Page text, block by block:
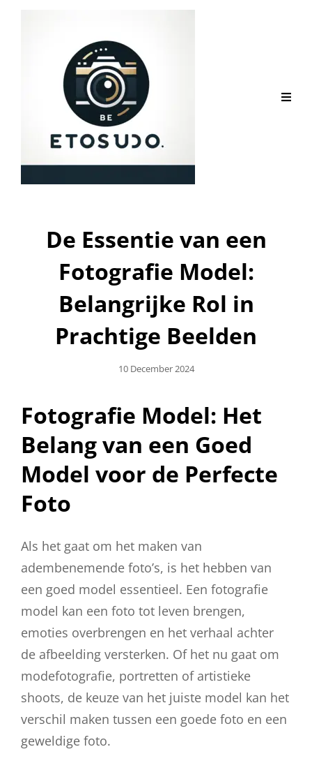
De Essentie van een
Fotografie Model:
Belangrijke Rol in
Prachtige Beelden
Geplaatst
10 December 2024
Fotografie Model: Het
Belang van een Goed
Model voor de Perfecte
Foto
Als het gaat om het maken van
adembenemende foto’s, is het hebben van
een goed model essentieel. Een fotografie
model kan een foto tot leven brengen,
emoties overbrengen en het verhaal achter
de afbeelding versterken. Of het nu gaat om
modefotografie, portretten of artistieke
shoots, de keuze van het juiste model kan het
verschil maken tussen een goede foto en een
geweldige foto.